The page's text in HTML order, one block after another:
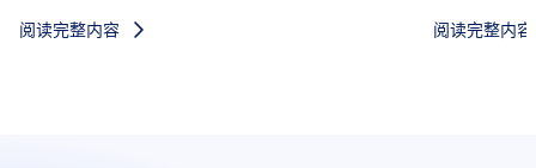
阅读完整内容 阅读完整内容